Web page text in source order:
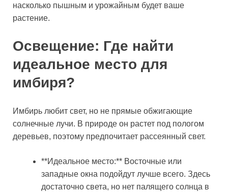
насколько пышным и урожайным будет ваше
растение.
Освещение: Где найти
идеальное место для
имбиря?
Имбирь любит свет, но не прямые обжигающие
солнечные лучи. В природе он растет под пологом
деревьев, поэтому предпочитает рассеянный свет.
**Идеальное место:** Восточные или
западные окна подойдут лучше всего. Здесь
достаточно света, но нет палящего солнца в